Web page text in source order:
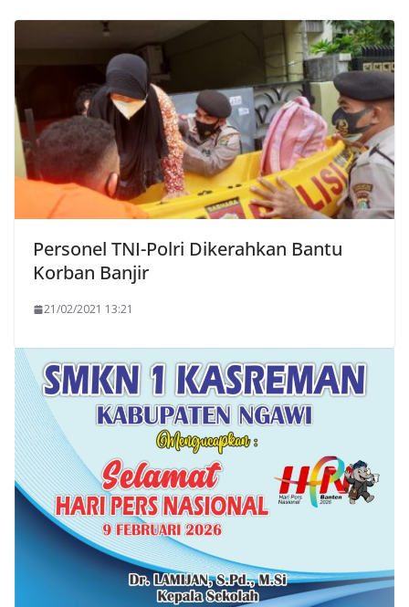
Personel TNI-Polri Dikerahkan Bantu
Korban Banjir
21/02/2021 13:21